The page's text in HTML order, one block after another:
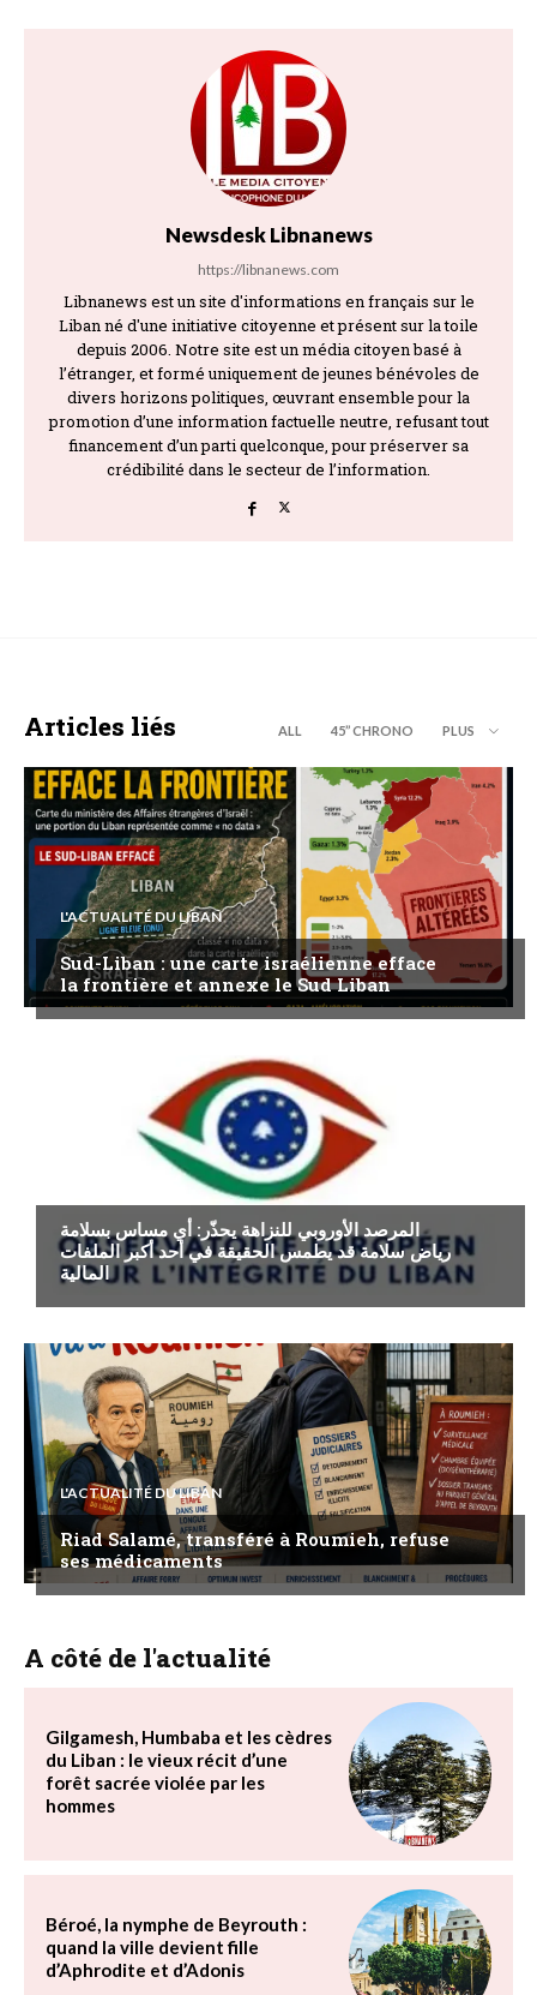
Newsdesk Libnanews
https://libnanews.com
Libnanews est un site d'informations en français sur le
Liban né d'une initiative citoyenne et présent sur la toile
depuis 2006. Notre site est un média citoyen basé à
l’étranger, et formé uniquement de jeunes bénévoles de
divers horizons politiques, œuvrant ensemble pour la
promotion d’une information factuelle neutre, refusant tout
financement d’un parti quelconque, pour préserver sa
crédibilité dans le secteur de l’information.
Articles liés ALL 45’’ CHRONO PLUS
L'ACTUALITÉ DU LIBAN
Sud-Liban : une carte israélienne efface
la frontière et annexe le Sud Liban
المرصد الأوروبي للنزاهة يحذّر: أي مساس بسلامة
رياض سلامة قد يطمس الحقيقة في أحد أكبر الملفات
المالية
L'ACTUALITÉ DU LIBAN
Riad Salamé, transféré à Roumieh, refuse
ses médicaments
A côté de l'actualité
Gilgamesh, Humbaba et les cèdres
du Liban : le vieux récit d’une
forêt sacrée violée par les
hommes
Béroé, la nymphe de Beyrouth :
quand la ville devient fille
d’Aphrodite et d’Adonis